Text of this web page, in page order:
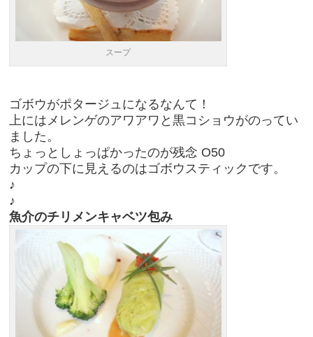
スープ
ゴボウがポタージュになるなんて！
上にはメレンゲのアワアワと黒コショウがのってい
ました。
ちょっとしょっぱかったのが残念 O50
カップの下に見えるのはゴボウスティックです。
♪
♪
魚介のチリメンキャベツ包み